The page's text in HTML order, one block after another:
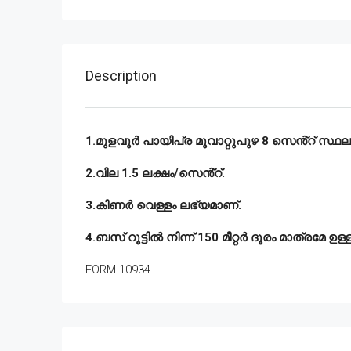
Description
1.മുളവൂർ പായിപ്ര മൂവാറ്റുപുഴ 8 സെൻ്റ്
2.വില 1.5 ലക്ഷം/സെൻ്റ്.
3.കിണർ വെള്ളം ലഭ്യമാണ്.
4.ബസ് റൂട്ടിൽ നിന്ന് 150 മീറ്റർ ദൂരം മാത്രമേ
FORM 10934